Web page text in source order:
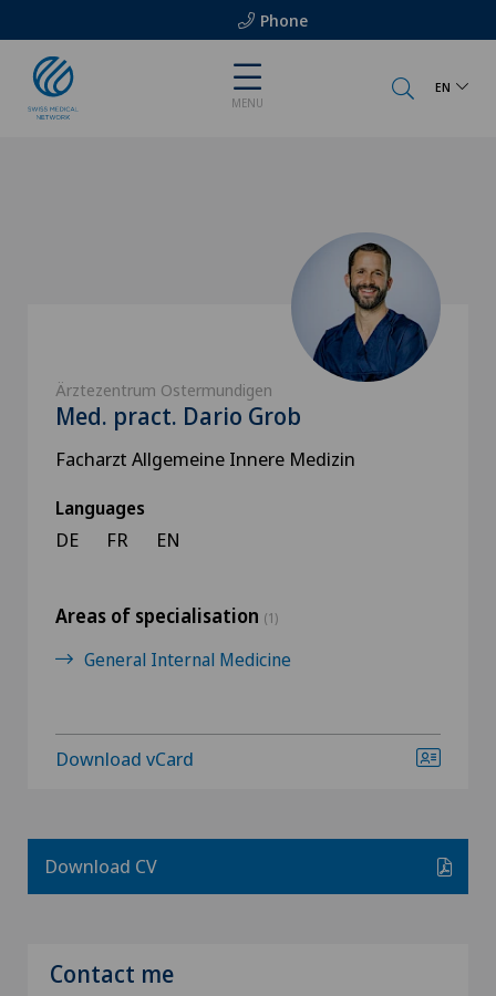
Phone
MENU
EN
Ärztezentrum Ostermundigen
Med. pract. Dario Grob
Facharzt Allgemeine Innere Medizin
Languages
DE FR EN
Areas of specialisation (1)
General Internal Medicine
Download vCard
Download CV
Contact me